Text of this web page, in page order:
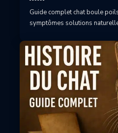
Guide complet chat boule
symptômes solutions